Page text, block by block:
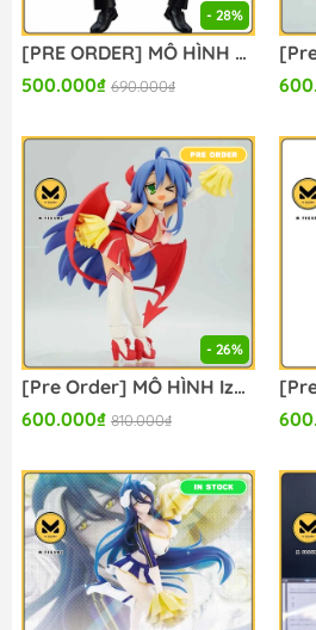
- 28%
[PRE ORDER] MÔ HÌNH Echizen Ryoma - Shin Tennis no Oujisama - Konami Prize Collection (Konami Arcade Games) FIGURE CHÍNH HÃNG
500.000₫ 690.000₫
- 26%
[Pre Order] MÔ HÌNH Izumi Konata - Lucky☆Star - Konami Prize Collection - Succubus Cheer Cos Ver. (Konami Arcade Games) FIGURE CHÍNH HÃNG
600.000₫ 810.000₫